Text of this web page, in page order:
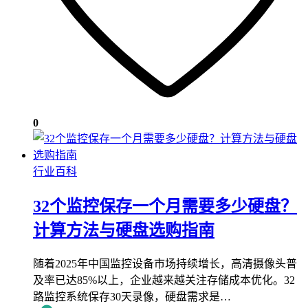
0
行业百科
32个监控保存一个月需要多少硬盘？
计算方法与硬盘选购指南
随着2025年中国监控设备市场持续增长，高清摄像头普
及率已达85%以上，企业越来越关注存储成本优化。32
路监控系统保存30天录像，硬盘需求是…